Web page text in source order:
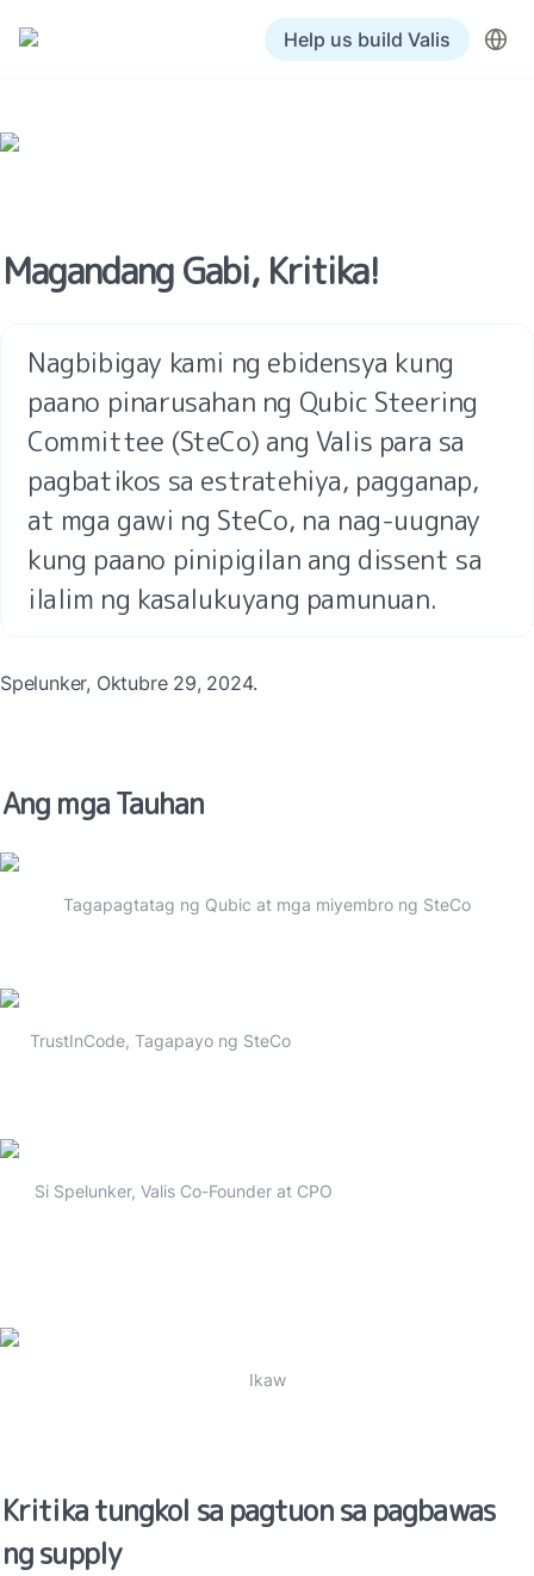
Help us build Valis
Magandang Gabi, Kritika!
Nagbibigay kami ng ebidensya kung
paano pinarusahan ng Qubic Steering
Committee (SteCo) ang Valis para sa
pagbatikos sa estratehiya, pagganap,
at mga gawi ng SteCo, na nag-uugnay
kung paano pinipigilan ang dissent sa
ilalim ng kasalukuyang pamunuan.
Spelunker, Oktubre 29, 2024.
Ang mga Tauhan
Tagapagtatag ng Qubic at mga miyembro ng SteCo
TrustInCode, Tagapayo ng SteCo
Si Spelunker, Valis Co-Founder at CPO
Ikaw
Kritika tungkol sa pagtuon sa pagbawas
ng supply